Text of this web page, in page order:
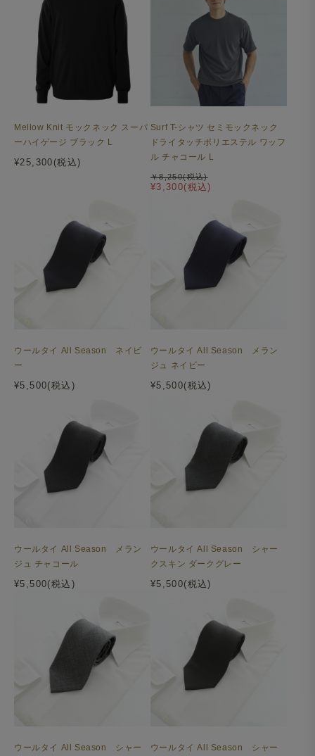
Mellow Knit モックネック スーパ
ーハイゲージ ブラック L
¥25,300(税込)
Surf T-シャツ セミモックネック
ドライタッチポリエステル ワッフ
ル チャコール L
¥3,300(税込)
￥8,250(税込)
ウールタイ All Season ネイビ
ー
¥5,500(税込)
ウールタイ All Season メラン
ジュ ネイビー
¥5,500(税込)
ウールタイ All Season メラン
ジュ チャコール
¥5,500(税込)
ウールタイ All Season シャー
クスキン ダークグレー
¥5,500(税込)
ウールタイ All Season シャー ウールタイ All Season シャー